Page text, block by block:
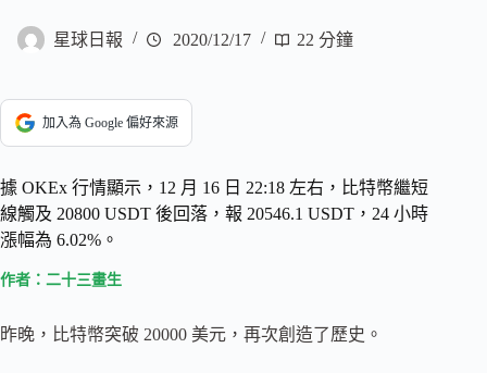
星球日報 2020/12/17 22 分鐘
加入為 Google 偏好來源
據 OKEx 行情顯示，12 月 16 日 22:18 左右，比特幣繼短
線觸及 20800 USDT 後回落，報 20546.1 USDT，24 小時
漲幅為 6.02%。
作者：二十三畫生
昨晚，比特幣突破 20000 美元，再次創造了歷史。